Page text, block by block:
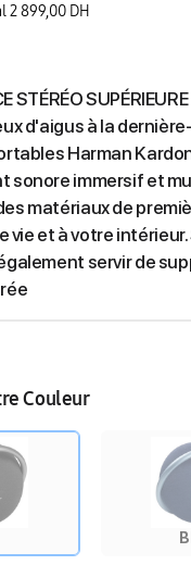
2 899,00 DH
STÉRÉO SUPÉRIEURE
d'aigus à la
Harman
sonore immersif et
matériaux de
vie et à votre
servir de
Couleur